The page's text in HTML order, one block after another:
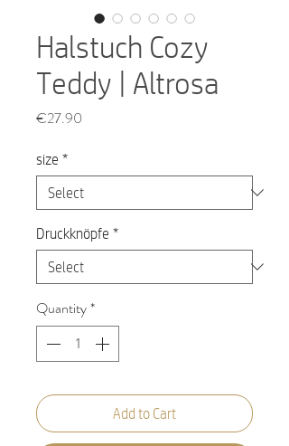
Halstuch Cozy
Teddy | Altrosa
€27.90
size *
Druckknöpfe *
Quantity*
Add to Cart